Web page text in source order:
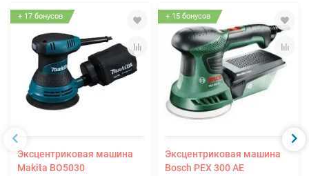
+ 17 бонусов
Эксцентриковая машина
Makita BO5030
+ 15 бонусов
Эксцентриковая машина
Bosch PEX 300 AE